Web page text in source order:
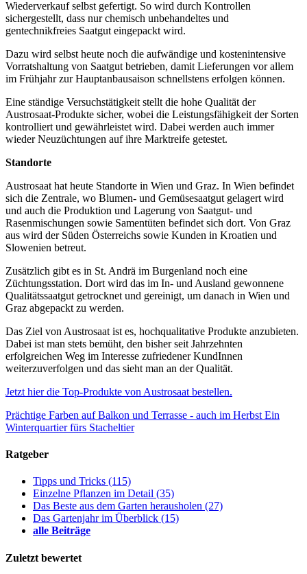
Wiederverkauf selbst gefertigt. So wird durch Kontrollen
sichergestellt, dass nur chemisch unbehandeltes und
gentechnikfreies Saatgut eingepackt wird.
Dazu wird selbst heute noch die aufwändige und kostenintensive
Vorratshaltung von Saatgut betrieben, damit Lieferungen vor allem
im Frühjahr zur Hauptanbausaison schnellstens erfolgen können.
Eine ständige Versuchstätigkeit stellt die hohe Qualität der
Austrosaat-Produkte sicher, wobei die Leistungsfähigkeit der Sorten
kontrolliert und gewährleistet wird. Dabei werden auch immer
wieder Neuzüchtungen auf ihre Marktreife getestet.
Standorte
Austrosaat hat heute Standorte in Wien und Graz. In Wien befindet
sich die Zentrale, wo Blumen- und Gemüsesaatgut gelagert wird
und auch die Produktion und Lagerung von Saatgut- und
Rasenmischungen sowie Samentüten befindet sich dort. Von Graz
aus wird der Süden Österreichs sowie Kunden in Kroatien und
Slowenien betreut.
Zusätzlich gibt es in St. Andrä im Burgenland noch eine
Züchtungsstation. Dort wird das im In- und Ausland gewonnene
Qualitätssaatgut getrocknet und gereinigt, um danach in Wien und
Graz abgepackt zu werden.
Das Ziel von Austrosaat ist es, hochqualitative Produkte anzubieten.
Dabei ist man stets bemüht, den bisher seit Jahrzehnten
erfolgreichen Weg im Interesse zufriedener KundInnen
weiterzuverfolgen und das sieht man an der Qualität.
Jetzt hier die Top-Produkte von Austrosaat bestellen.
Prächtige Farben auf Balkon und Terrasse - auch im Herbst Ein
Winterquartier fürs Stacheltier
Ratgeber
Tipps und Tricks (115)
Einzelne Pflanzen im Detail (35)
Das Beste aus dem Garten herausholen (27)
Das Gartenjahr im Überblick (15)
alle Beiträge
Zuletzt bewertet